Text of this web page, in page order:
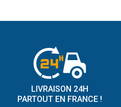
LIVRAISON 24H
PARTOUT EN FRANCE !